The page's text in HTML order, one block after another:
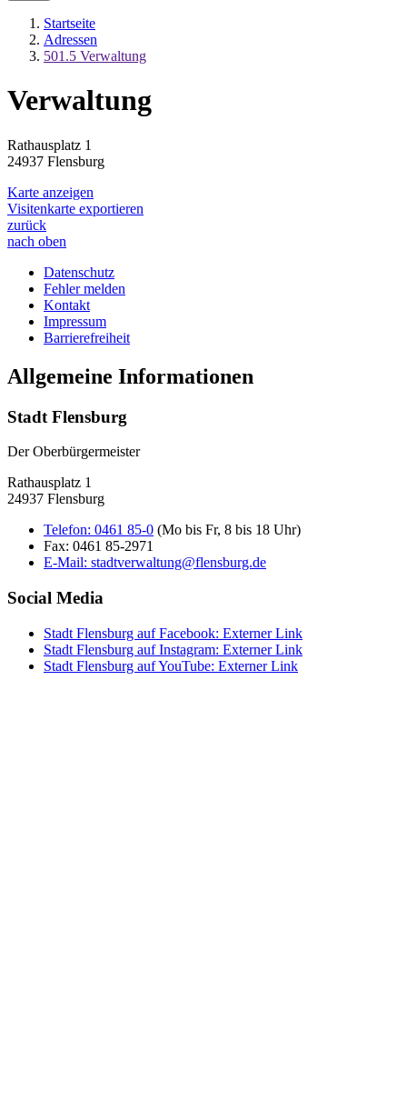
Startseite
Adressen
501.5 Verwaltung
Verwaltung
Rathausplatz 1
24937 Flensburg
Karte anzeigen
Visitenkarte exportieren
zurück
nach oben
Datenschutz
Fehler melden
Kontakt
Impressum
Barrierefreiheit
Allgemeine Informationen
Stadt Flensburg
Der Oberbürgermeister
Rathausplatz 1
24937 Flensburg
Telefon: 0461 85-0 (Mo bis Fr, 8 bis 18 Uhr)
Fax: 0461 85-2971
E-Mail: stadtverwaltung@flensburg.de
Social Media
Stadt Flensburg auf Facebook: Externer Link
Stadt Flensburg auf Instagram: Externer Link
Stadt Flensburg auf YouTube: Externer Link